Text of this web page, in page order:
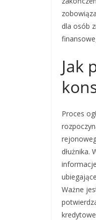
dla osób
Jak
Proces
dłużnika.
Ważne